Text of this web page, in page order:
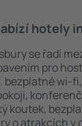
hotely
se řadí
pro
wi-fi,
koutek,
o atrakcích v